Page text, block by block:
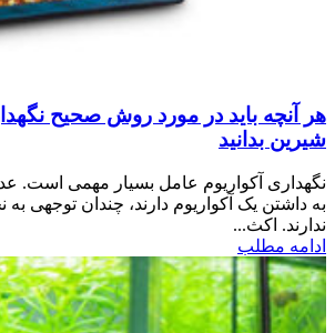
هر آنچه باید در مورد روش صحیح
شیرین بدانید
نگهداری آکواریوم عامل بسیار مهمی است.
به داشتن یک آکواریوم دارند، چندان توجهی
ندارند. اکث...
ادامه مطلب